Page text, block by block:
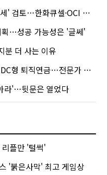
…한화큐셀·OCI 영향은?
…성공 가능성은 '글쎄'
분 더 사는 이유
퇴직연금…전문가 조언은
라'…뒷문은 열었다
리플만 '털썩'
'붉은사막' 최고 게임상